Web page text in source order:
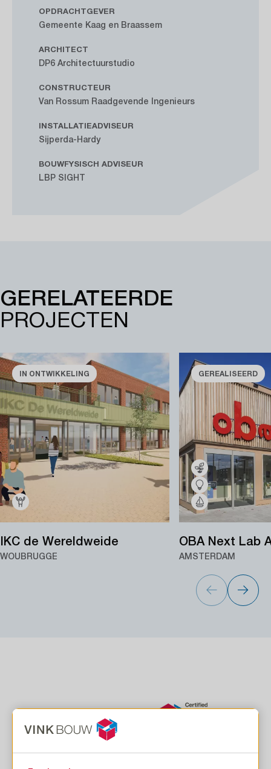
OPDRACHTGEVER
Gemeente Kaag en Braassem
ARCHITECT
DP6 Architectuurstudio
CONSTRUCTEUR
Van Rossum Raadgevende Ingenieurs
INSTALLATIEADVISEUR
Sijperda-Hardy
BOUWFYSISCH ADVISEUR
LBP SIGHT
GERELATEERDE
PROJECTEN
IN ONTWIKKELING
IKC de Wereldweide
WOUBRUGGE
GEREALISEERD
OBA Next Lab
AMSTERDAM